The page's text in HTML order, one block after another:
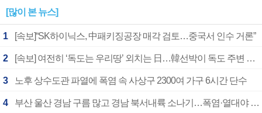
[많이 본 뉴스]
1 [속보]“SK하이닉스, 中패키징공장 매각 검토…중국서 인수 거론”
2 [속보] 여전히 ‘독도는 우리땅’ 외치는 日…韓선박이 독도 주변 해양조사 활동하자 반발
3 노후 상수도관 파열에 폭염 속 사상구 2300여 가구 6시간 단수
4 부산 울산 경남 구름 많고 경남 북서내륙 소나기…폭염·열대야 계속